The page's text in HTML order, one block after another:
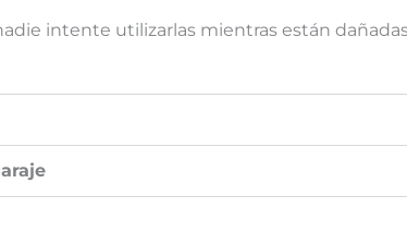
intente utilizarlas mientras están